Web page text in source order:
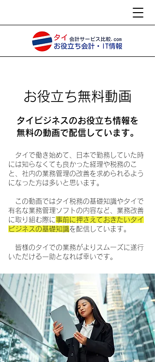
​お役立ち無料動画
タイビジネスのお役立ち情報を
無料の動画で配信しています。
タイで働き始めて、日本で勤務していた時
には知らなくても良かった経理や税務のこ
と、社内の業務管理の改善を求められるよう
になった方は多いと思います。
この動画ではタイ税務の基礎知識やタイで
有名な業務管理ソフトの内容など、業務改善
に取り組む際に事前に押さえておきたいタイ
ビジネスの基礎知識を配信しています。
皆様のタイでの業務がよりスムーズに遂行
いただける一助となれば幸いです。